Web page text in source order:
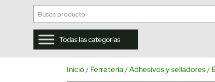
Todas las categorías
Inicio/ Ferretería /Adhesivos y selladores/